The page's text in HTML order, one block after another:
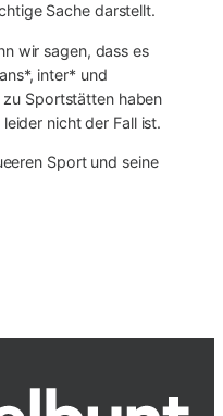
Sache darstellt.
wir sagen, dass es
inter* und
Sportstätten haben
nicht der Fall ist.
Sport und seine